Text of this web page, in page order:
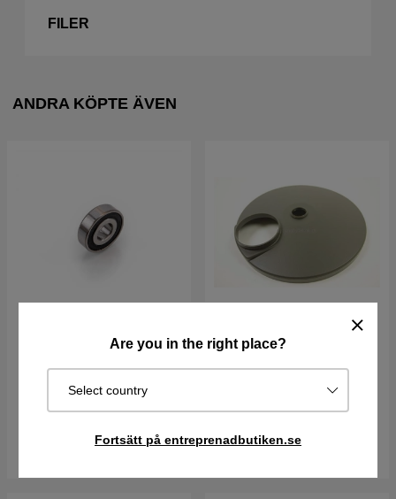
Are you in the right place?
Select country
Fortsätt på entreprenadbutiken.se
FILER
ANDRA KÖPTE ÄVEN
Lager 6201-2RS (12mm)
Köp
Skydd, Pro drivning hjul